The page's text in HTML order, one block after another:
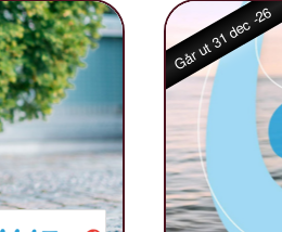
Går ut 31 dec -26